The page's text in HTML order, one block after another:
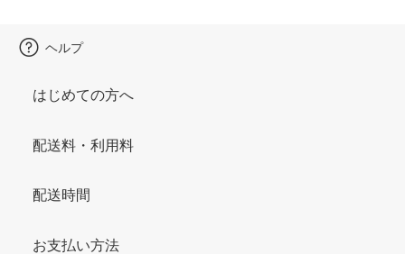
ヘルプ
はじめての方へ
配送料・利用料
配送時間
お支払い方法